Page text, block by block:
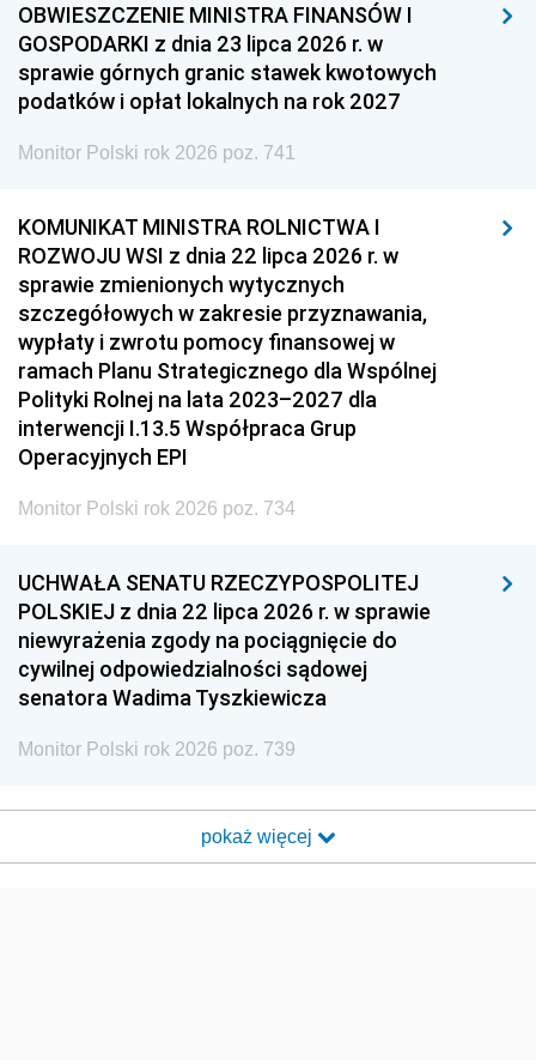
OBWIESZCZENIE MINISTRA FINANSÓW I
GOSPODARKI z dnia 23 lipca 2026 r. w
sprawie górnych granic stawek kwotowych
podatków i opłat lokalnych na rok 2027
Monitor Polski rok 2026 poz. 741
KOMUNIKAT MINISTRA ROLNICTWA I
ROZWOJU WSI z dnia 22 lipca 2026 r. w
sprawie zmienionych wytycznych
szczegółowych w zakresie przyznawania,
wypłaty i zwrotu pomocy finansowej w
ramach Planu Strategicznego dla Wspólnej
Polityki Rolnej na lata 2023–2027 dla
interwencji I.13.5 Współpraca Grup
Operacyjnych EPI
Monitor Polski rok 2026 poz. 734
UCHWAŁA SENATU RZECZYPOSPOLITEJ
POLSKIEJ z dnia 22 lipca 2026 r. w sprawie
niewyrażenia zgody na pociągnięcie do
cywilnej odpowiedzialności sądowej
senatora Wadima Tyszkiewicza
Monitor Polski rok 2026 poz. 739
pokaż więcej